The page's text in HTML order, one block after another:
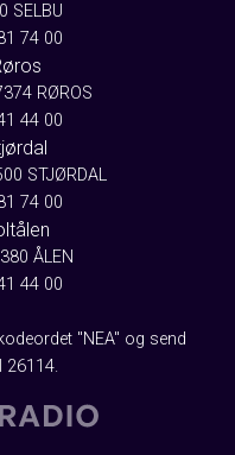
SELBU
74 00
RØROS
44 00
STJØRDAL
74 00
ÅLEN
44 00
"NEA" og send
26114.